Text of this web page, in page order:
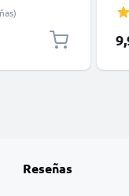
Protectora
Reseñas